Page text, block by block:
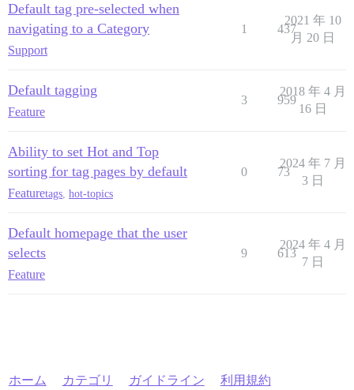
Default tag pre-selected when
navigating to a Category
Support
1 437
2021 年 10
月 20 日
Default tagging
Feature
3 959
2018 年 4 月
16 日
Ability to set Hot and Top
sorting for tag pages by default
Featuretags hot-topics
0 73
2024 年 7 月
3 日
Default homepage that the user
selects
Feature
9 613
2024 年 4 月
7 日
ホーム カテゴリ ガイドライン 利用規約